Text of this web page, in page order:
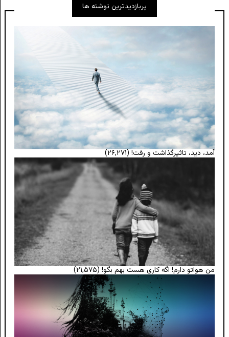
پربازدیدترین نوشته ها
آمد، دید، تاثیرگذاشت و رفت! (۲۶,۲۷۱)
من هواتو دارم! اگه کاری هست بهم بگو! (۲۱,۵۷۵)